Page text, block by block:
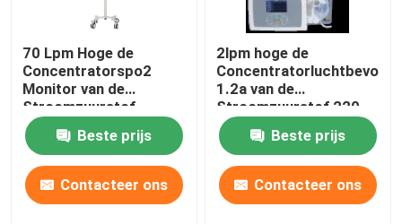
Beschikbare Medische Producten
Elektroacupunctuurmachine
70 Lpm Hoge de
Concentratorspo2
Monitor van de
Stroomzuurstof,
Longontsteking 1 Lpm-
Zuurstofconcentrator
Beste prijs
Contacteer ons
2lpm hoge de
1.2a van de
Stroomzuurstof 220
Volt
Beste prijs
Contacteer ons